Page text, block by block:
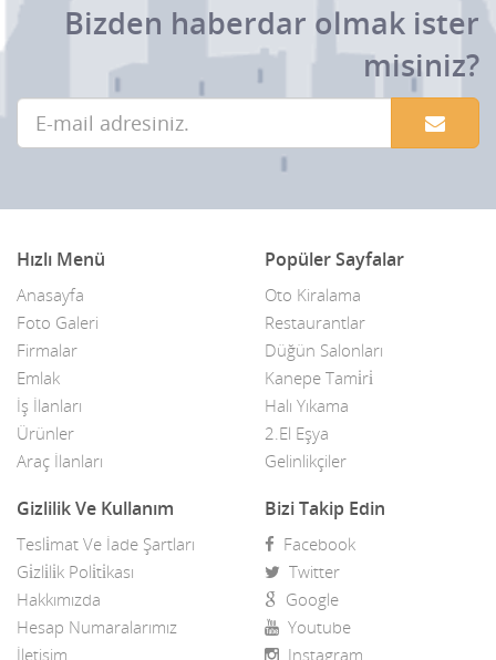
Bizden haberdar olmak ister
misiniz?
Hızlı Menü
Anasayfa
Foto Galeri
Firmalar
Emlak
İş İlanları
Ürünler
Araç İlanları
Popüler Sayfalar
Oto Kiralama
Restaurantlar
Düğün Salonları
Kanepe Tami̇ri̇
Halı Yıkama
2.El Eşya
Gelinlikçiler
Gizlilik Ve Kullanım
Tesli̇mat Ve İade Şartları
Gi̇zli̇li̇k Poli̇ti̇kası
Hakkımızda
Hesap Numaralarımız
İletişim
Bizi Takip Edin
Facebook
Twitter
Google
Youtube
Instagram